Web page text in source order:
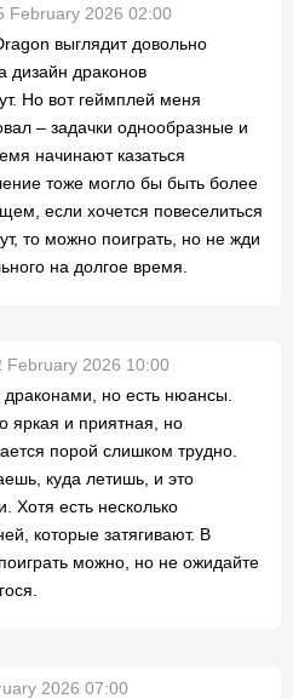
February 2026 02:00
выглядит довольно
дизайн драконов
Но вот геймплей меня
– задачки однообразные и
начинают казаться
тоже могло бы быть более
если хочется повеселиться
то можно поиграть, но не жди
на долгое время.
February 2026 10:00
драконами, но есть нюансы.
яркая и приятная, но
порой слишком трудно.
куда летишь, и это
Хотя есть несколько
которые затягивают. В
можно, но не ожидайте
2026 07:00